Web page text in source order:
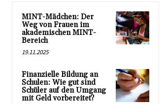
MINT-Mädchen: Der
Weg von Frauen im
akademischen MINT-
Bereich
19.11.2025
Finanzielle Bildung an
Schulen: Wie gut sind
Schüler auf den Umgang
mit Geld vorbereitet?